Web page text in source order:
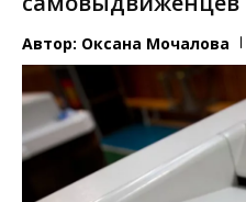
Автор: Оксана Мочалова